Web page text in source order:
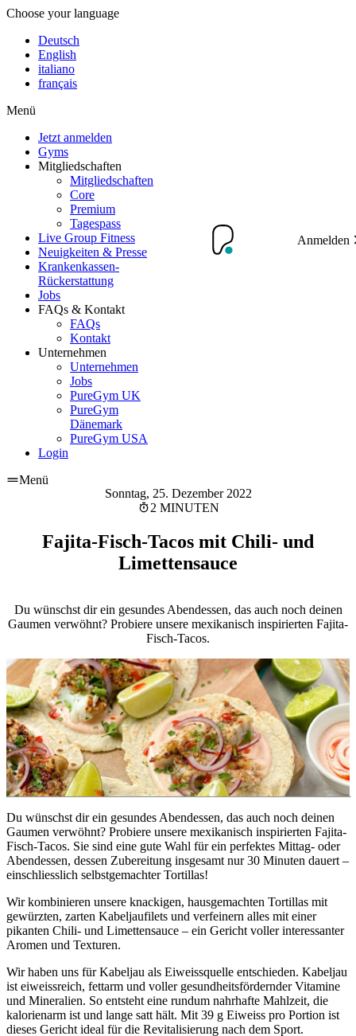
Choose your language
Deutsch
English
italiano
français
Menü
Jetzt anmelden
Gyms
Mitgliedschaften
Mitgliedschaften
Core
Premium
Tagespass
Live Group Fitness
Neuigkeiten & Presse
Krankenkassen-
Rückerstattung
Jobs
FAQs & Kontakt
FAQs
Kontakt
Unternehmen
Unternehmen
Jobs
PureGym UK
PureGym
Dänemark
PureGym USA
Login
Menü
Anmelden
Sonntag, 25. Dezember 2022
2 MINUTEN
Fajita-Fisch-Tacos mit Chili- und
Limettensauce
Du wünschst dir ein gesundes Abendessen, das auch noch deinen
Gaumen verwöhnt? Probiere unsere mexikanisch inspirierten Fajita-
Fisch-Tacos.
Du wünschst dir ein gesundes Abendessen, das auch noch deinen
Gaumen verwöhnt? Probiere unsere mexikanisch inspirierten Fajita-
Fisch-Tacos. Sie sind eine gute Wahl für ein perfektes Mittag- oder
Abendessen, dessen Zubereitung insgesamt nur 30 Minuten dauert –
einschliesslich selbstgemachter Tortillas!
Wir kombinieren unsere knackigen, hausgemachten Tortillas mit
gewürzten, zarten Kabeljaufilets und verfeinern alles mit einer
pikanten Chili- und Limettensauce – ein Gericht voller interessanter
Aromen und Texturen.
Wir haben uns für Kabeljau als Eiweissquelle entschieden. Kabeljau
ist eiweissreich, fettarm und voller gesundheitsfördernder Vitamine
und Mineralien. So entsteht eine rundum nahrhafte Mahlzeit, die
kalorienarm ist und lange satt hält. Mit 39 g Eiweiss pro Portion ist
dieses Gericht ideal für die Revitalisierung nach dem Sport.